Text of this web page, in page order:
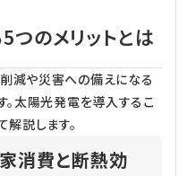
のメリットとは
減や災害への備えになる
。太陽光発電を導入するこ
解説します。
消費と断熱効